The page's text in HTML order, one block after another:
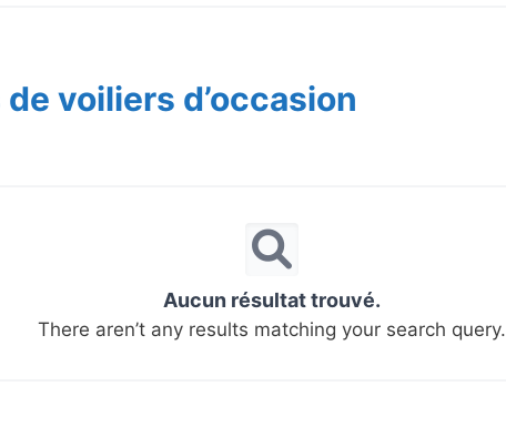
voiliers d’occasion
Aucun résultat trouvé.
There aren’t any results matching your search query.